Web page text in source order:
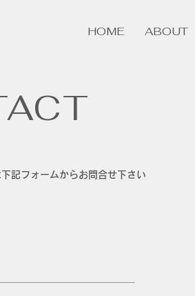
HOME ABOUT
記フォームからお問合せ下さい